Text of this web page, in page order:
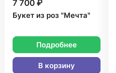
7 700 ₽
Букет из роз "Мечта"
Подробнее
В корзину